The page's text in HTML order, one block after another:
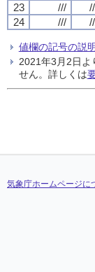
23
///
24
///
値欄の記号の説明
2021年3月2日よ
せん。詳しくは
気象庁ホームページに